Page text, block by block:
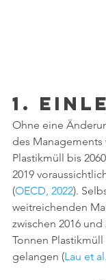
1.
Ohne eine
des
Plastikmüll bis
2019
(OECD, 2022).
weitreichenden
zwischen 2016
Tonnen
gelangen (Lau et